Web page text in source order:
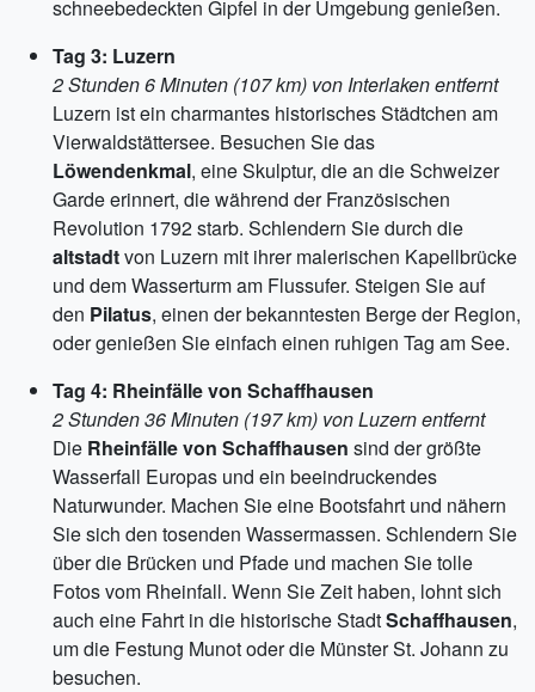
schneebedeckten Gipfel in der Umgebung genießen.
Tag 3: Luzern
2 Stunden 6 Minuten (107 km) von Interlaken entfernt
Luzern ist ein charmantes historisches Städtchen am
Vierwaldstättersee. Besuchen Sie das
Löwendenkmal, eine Skulptur, die an die Schweizer
Garde erinnert, die während der Französischen
Revolution 1792 starb. Schlendern Sie durch die
altstadtvon Luzern mit ihrer malerischen Kapellbrücke
und dem Wasserturm am Flussufer. Steigen Sie auf
den Pilatus, einen der bekanntesten Berge der Region,
oder genießen Sie einfach einen ruhigen Tag am See.
Tag 4: Rheinfälle von Schaffhausen
2 Stunden 36 Minuten (197 km) von Luzern entfernt
Die Rheinfälle von Schaffhausen sind der größte
Wasserfall Europas und ein beeindruckendes
Naturwunder. Machen Sie eine Bootsfahrt und nähern
Sie sich den tosenden Wassermassen. Schlendern Sie
über die Brücken und Pfade und machen Sie tolle
Fotos vom Rheinfall. Wenn Sie Zeit haben, lohnt sich
auch eine Fahrt in die historische StadtSchaffhausen,
um die Festung Munot oder die Münster St. Johann zu
besuchen.